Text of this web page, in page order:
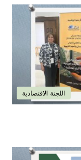
اللجنة الاقتصادية